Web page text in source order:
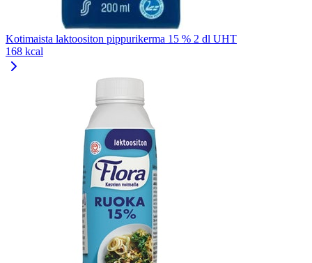
Kotimaista laktoositon pippurikerma 15 % 2 dl UHT
168 kcal